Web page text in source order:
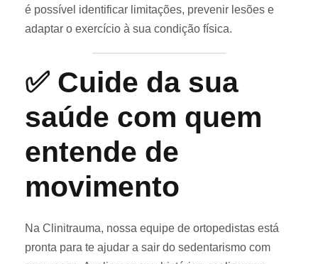
é possível identificar limitações, prevenir lesões e
adaptar o exercício à sua condição física.
✅ Cuide da sua
saúde com quem
entende de
movimento
Na Clinitrauma, nossa equipe de ortopedistas está
pronta para te ajudar a sair do sedentarismo com